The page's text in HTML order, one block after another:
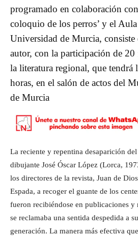
programado en colaboración
coloquio de los perros’ y el Aula
Universidad de Murcia, consiste
autor, con la participación de 20
la literatura regional, que tendrá
horas, en el salón de actos del
de Murcia
La reciente y repentina desaparición
dibujante José Óscar López (Lorca,
los directores de la revista, Juan de
Espada, a recoger el guante de los
fueron recibiéndose en publicaciones y
se reclamaba una sentida despedida a
generación. La manera más efectiva